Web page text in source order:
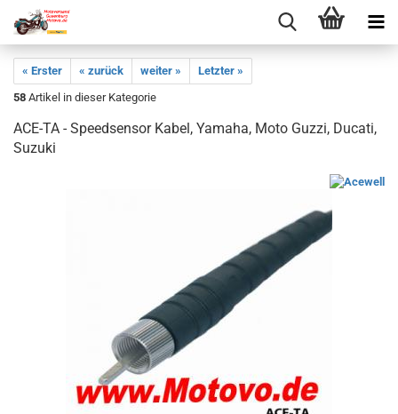
« Erster « zurück weiter »
Letzter »
58 Artikel in dieser Kategorie
ACE-TA - Speedsensor Kabel, Yamaha, Moto Guzzi, Ducati,
Suzuki